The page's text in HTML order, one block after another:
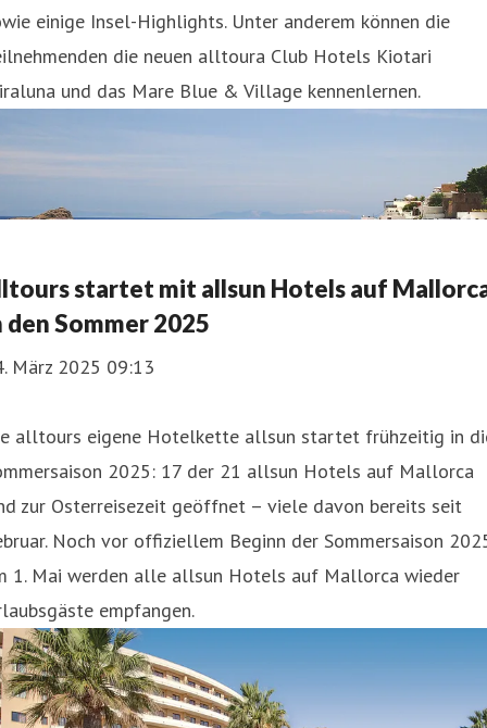
einige Insel-Highlights. Unter anderem können die
die neuen alltoura Club Hotels Kiotari
und das Mare Blue & Village kennenlernen.
startet mit allsun Hotels auf
den Sommer 2025
März 2025 09:13
alltours eigene Hotelkette allsun startet frühzeitig in
2025: 17 der 21 allsun Hotels auf Mallorca
zur Osterreisezeit geöffnet – viele davon bereits seit
Noch vor offiziellem Beginn der Sommersaison
1. Mai werden alle allsun Hotels auf Mallorca wieder
empfangen.